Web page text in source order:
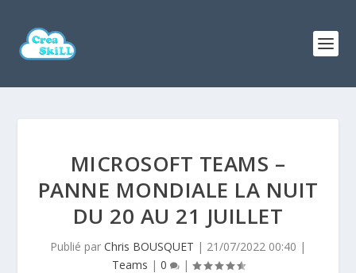
MICROSOFT TEAMS –
PANNE MONDIALE LA NUIT
DU 20 AU 21 JUILLET
Publié par Chris BOUSQUET | 21/07/2022 00:40 |
Teams | 0 |